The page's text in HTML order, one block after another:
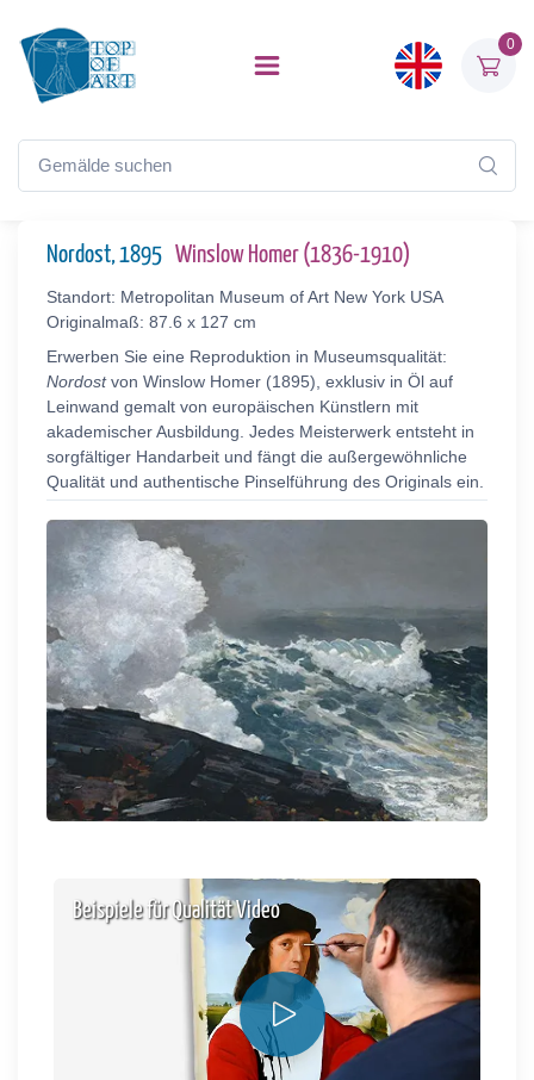
0
Nordost, 1895 Winslow Homer (1836-1910)
Standort: Metropolitan Museum of Art New York USA
Originalmaß: 87.6 x 127 cm
Erwerben Sie eine Reproduktion in Museumsqualität:
Nordostvon Winslow Homer (1895), exklusiv in Öl auf
Leinwand gemalt von europäischen Künstlern mit
akademischer Ausbildung. Jedes Meisterwerk entsteht in
sorgfältiger Handarbeit und fängt die außergewöhnliche
Qualität und authentische Pinselführung des Originals ein.
Beispiele für Qualität Video